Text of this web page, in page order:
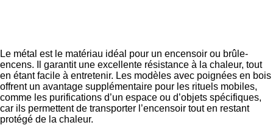
Le métal est le matériau idéal pour un encensoir ou brûle-
encens. Il garantit une excellente résistance à la chaleur, tout
en étant facile à entretenir. Les modèles avec poignées en bois
offrent un avantage supplémentaire pour les rituels mobiles,
comme les purifications d’un espace ou d’objets spécifiques,
car ils permettent de transporter l’encensoir tout en restant
protégé de la chaleur.